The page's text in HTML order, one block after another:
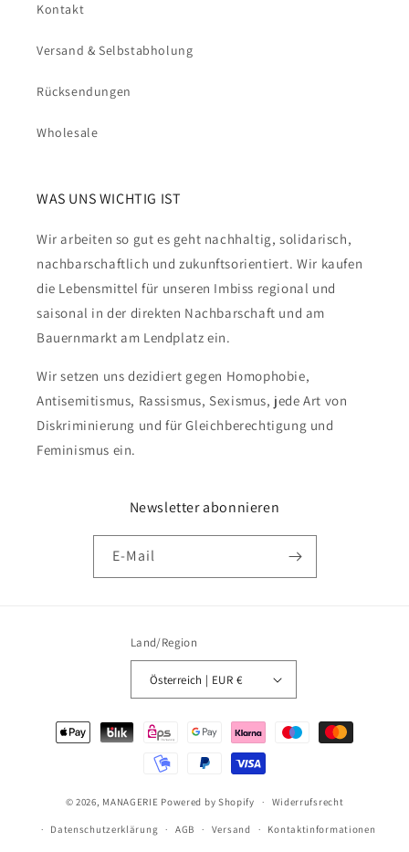
Kontakt
Versand & Selbstabholung
Rücksendungen
Wholesale
WAS UNS WICHTIG IST
Wir arbeiten so gut es geht nachhaltig, solidarisch,
nachbarschaftlich und zukunftsorientiert. Wir kaufen
die Lebensmittel für unseren Imbiss regional und
saisonal in der direkten Nachbarschaft und am
Bauernmarkt am Lendplatz ein.
Wir setzen uns dezidiert gegen Homophobie,
Antisemitismus, Rassismus, Sexismus, jede Art von
Diskriminierung und für Gleichberechtigung und
Feminismus ein.
Newsletter abonnieren
E-Mail
Land/Region
Österreich | EUR €
Zahlungsmethoden
© 2026, MANAGERIE Powered by Shopify Widerrufsrecht
Datenschutzerklärung AGB Versand Kontaktinformationen